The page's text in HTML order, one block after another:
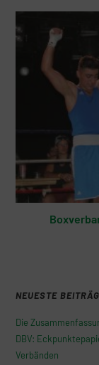
NEUESTE
Die
DBV:
Verbänden